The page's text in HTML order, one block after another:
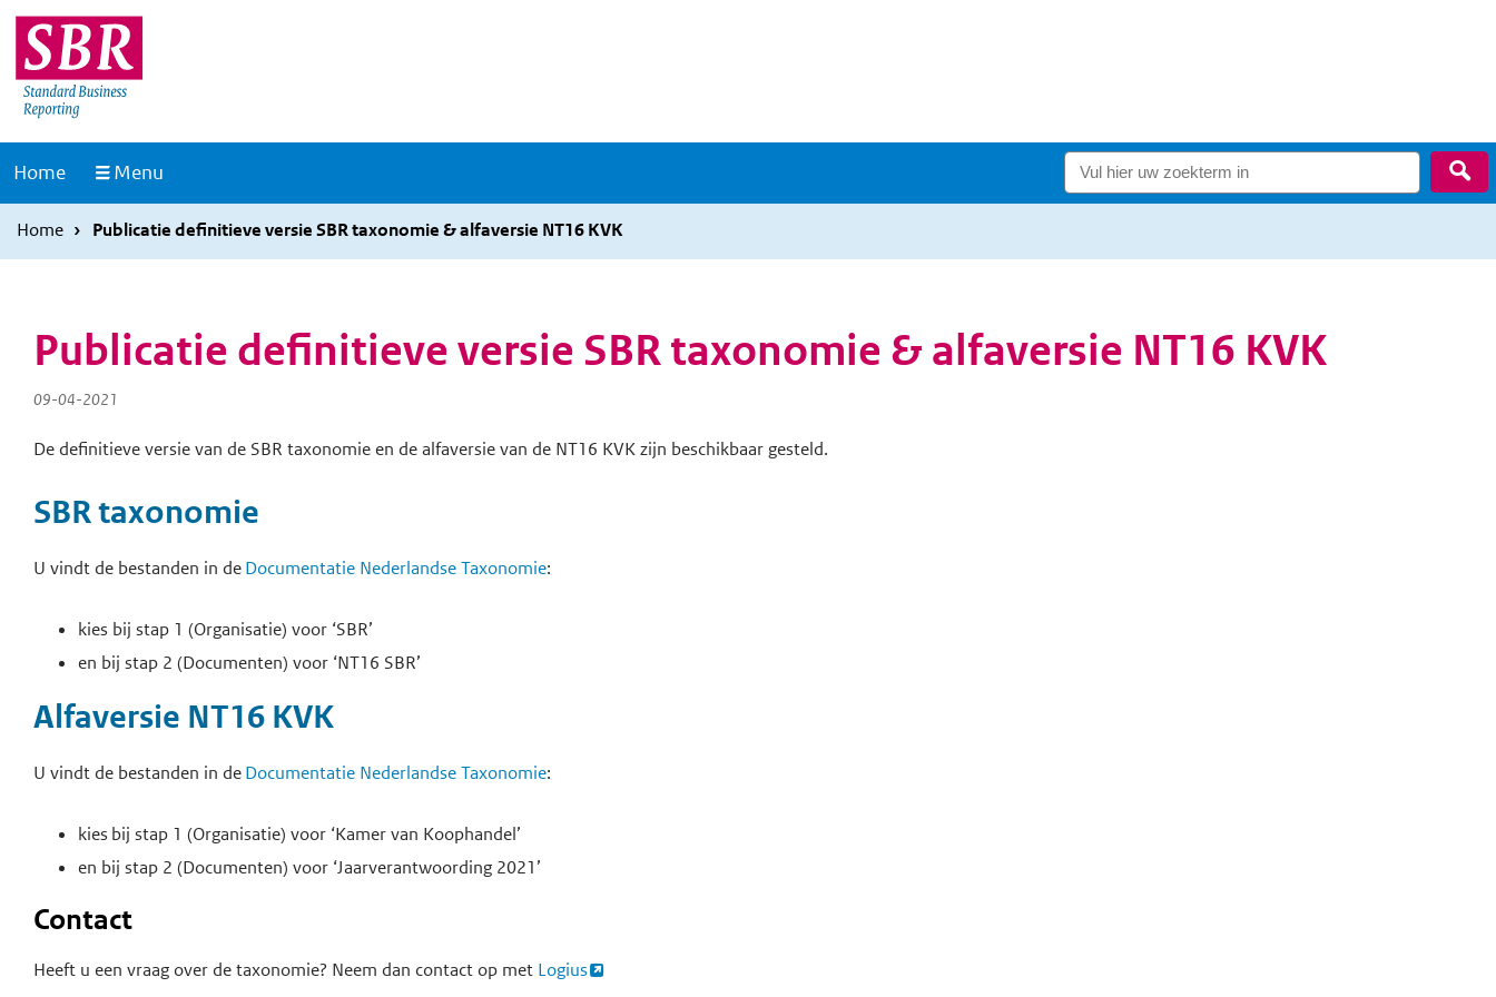
Overslaan
en
naar
Overslaan
en
naar
homepage
Home Menu
Home Publicatie definitieve versie SBR taxonomie & alfaversie NT16 KVK
Publicatie definitieve versie SBR taxonomie & alfaversie NT16 KVK
09-04-2021
De definitieve versie van de SBR taxonomie en de alfaversie van de NT16 KVK zijn beschikbaar gesteld.
SBR taxonomie
U vindt de bestanden in deDocumentatie Nederlandse Taxonomie:
kies bij stap 1 (Organisatie) voor ‘SBR’
en bij stap 2 (Documenten) voor ‘NT16 SBR’
Alfaversie NT16 KVK
U vindt de bestanden in deDocumentatie Nederlandse Taxonomie:
kies bij stap 1 (Organisatie) voor ‘Kamer van Koophandel’
en bij stap 2 (Documenten) voor ‘Jaarverantwoording 2021’
Contact
Heeft u een vraag over de taxonomie? Neem dan contact op met Logius